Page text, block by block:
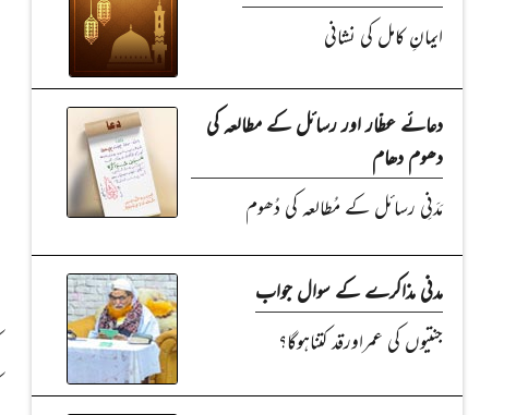
ایمانِ کامل کی نشانی
دعائے عطّار اور رسائل کے مطالعہ کی
دھوم دھام
مَدَنِی رسائل کے مُطالعہ کی دُھوم
مدنی مذاکرے کے سوال جواب
جنتیوں کی عمراورقد کتناہوگا؟